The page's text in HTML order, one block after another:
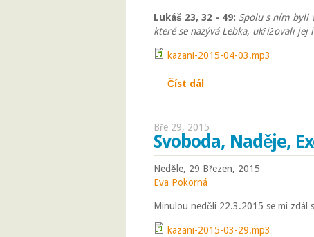
Lukáš 23, 32 - 49: Spolu s ním byli
které se nazývá Lebka, ukřižovali
kazani-2015-04-03.mp3
Číst dál
Bře 29, 2015
Svoboda, Naděje,
Neděle, 29 Březen, 2015
Eva Pokorná
Minulou neděli 22.3.2015 se mi zdál
kazani-2015-03-29.mp3